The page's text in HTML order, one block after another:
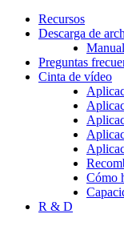
Recursos
Descarga de
Preguntas
Cinta de vídeo
Cómo
R & D